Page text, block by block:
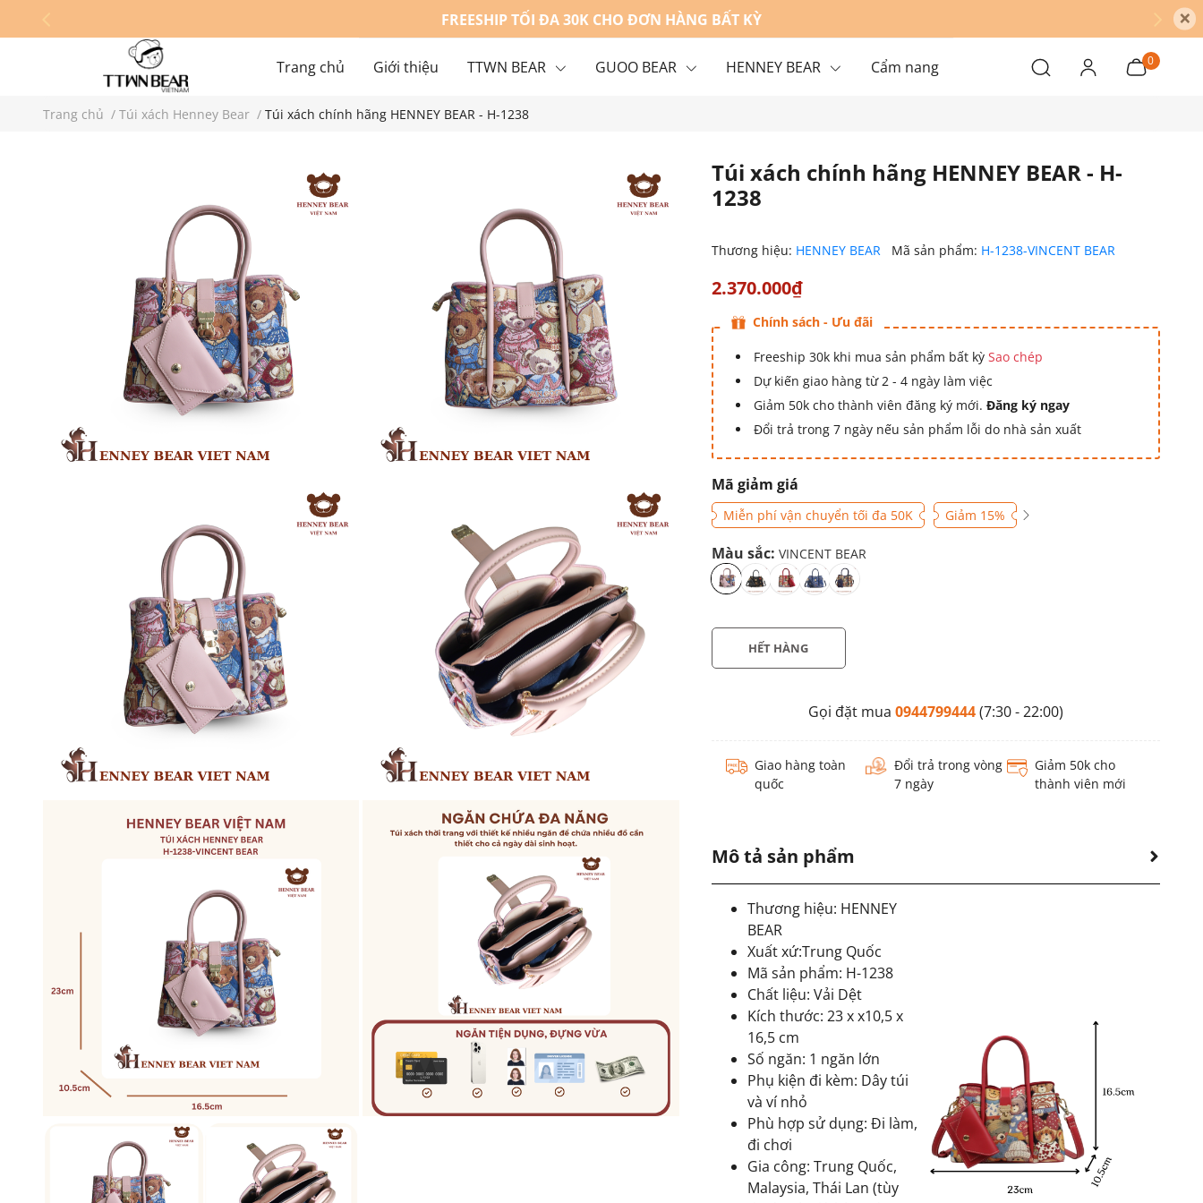
FREESHIP TỐI ĐA 30K CHO ĐƠN HÀNG BẤT KỲ ×
Trang chủ Giới thiệu TTWN BEAR GUOO BEAR HENNEY BEAR Cẩm nang
Hệ thống cửa hàng
0
Trang chủ / Túi xách Henney Bear / Túi xách chính hãng HENNEY BEAR - H-1238
Túi xách chính hãng HENNEY BEAR - H-
1238
Thương hiệu: HENNEY BEAR Mã sản phẩm: H-1238-VINCENT BEAR
2.370.000₫
Chính sách - Ưu đãi
Freeship 30k khi mua sản phẩm bất kỳ Sao chép
Dự kiến giao hàng từ 2 - 4 ngày làm việc
Giảm 50k cho thành viên đăng ký mới. Đăng ký ngay
Đổi trả trong 7 ngày nếu sản phẩm lỗi do nhà sản xuất
Mã giảm giá
Miễn phí vận chuyển tối đa 50K Giảm 15%
Màu sắc: VINCENT BEAR
HẾT HÀNG
Gọi đặt mua 0944799444(7:30 - 22:00)
Giao hàng toàn
quốc
Đổi trả trong vòng
7 ngày
Giảm 50k cho
thành viên mới
Mô tả sản phẩm
Thương hiệu: HENNEY
BEAR
Xuất xứ:Trung Quốc
Mã sản phẩm: H-1238
Chất liệu: Vải Dệt
Kích thước: 23 x x10,5 x
16,5 cm
Số ngăn: 1 ngăn lớn
Phụ kiện đi kèm: Dây túi
và ví nhỏ
Phù hợp sử dụng: Đi làm,
đi chơi
Gia công: Trung Quốc,
Malaysia, Thái Lan (tùy